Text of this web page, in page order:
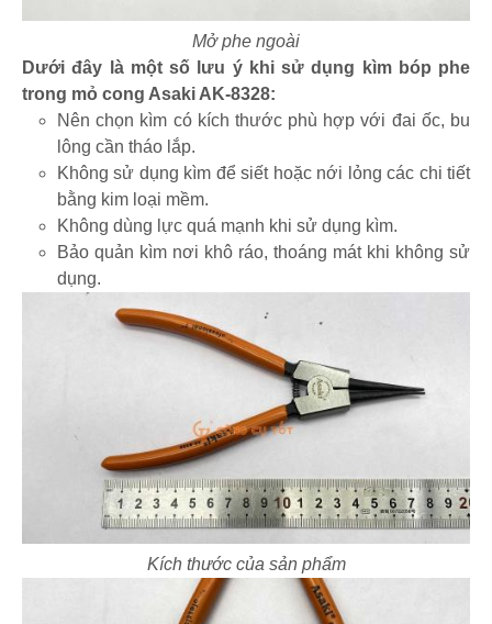
Mở phe ngoài
Dưới đây là một số lưu ý khi sử dụng kìm bóp phe
trong mỏ cong Asaki AK-8328:
Nên chọn kìm có kích thước phù hợp với đai ốc, bu
lông cần tháo lắp.
Không sử dụng kìm để siết hoặc nới lỏng các chi tiết
bằng kim loại mềm.
Không dùng lực quá mạnh khi sử dụng kìm.
Bảo quản kìm nơi khô ráo, thoáng mát khi không sử
dụng.
Kích thước của sản phẩm